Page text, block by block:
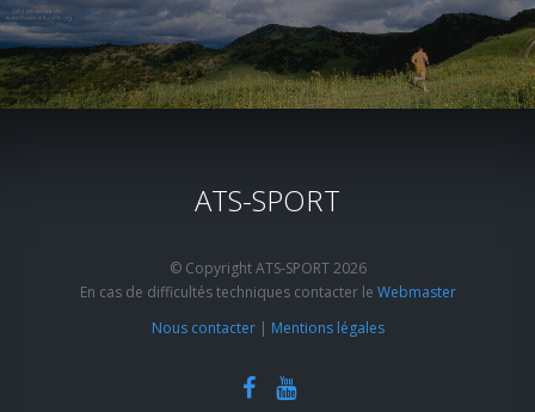
ATS-SPORT
© Copyright ATS-SPORT 2026
En cas de difficultés techniques contacter le Webmaster
Nous contacter| Mentions légales